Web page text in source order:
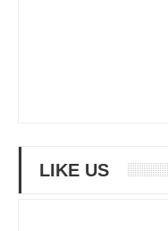
LIKE US